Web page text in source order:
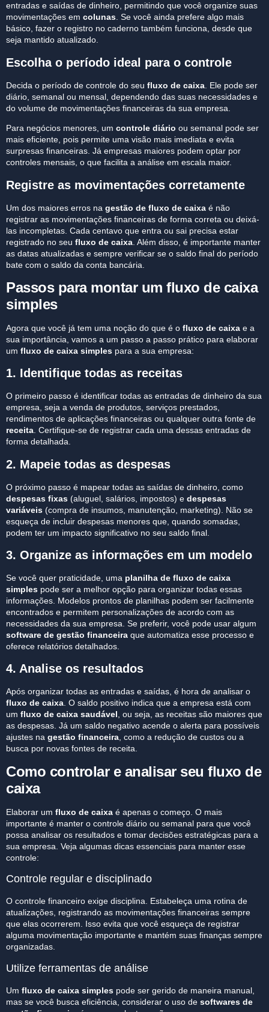
entradas e saídas de dinheiro, permitindo que você organize suas
movimentações em colunas. Se você ainda prefere algo mais
básico, fazer o registro no caderno também funciona, desde que
seja mantido atualizado.
Escolha o período ideal para o controle
Decida o período de controle do seu fluxo de caixa . Ele pode ser
diário, semanal ou mensal, dependendo das suas necessidades e
do volume de movimentações financeiras da sua empresa.
Para negócios menores, um controle diário ou semanal pode ser
mais eficiente, pois permite uma visão mais imediata e evita
surpresas financeiras. Já empresas maiores podem optar por
controles mensais, o que facilita a análise em escala maior.
Registre as movimentações corretamente
Um dos maiores erros na gestão de fluxo de caixa é não
registrar as movimentações financeiras de forma correta ou deixá-
las incompletas. Cada centavo que entra ou sai precisa estar
registrado no seu fluxo de caixa . Além disso, é importante manter
as datas atualizadas e sempre verificar se o saldo final do período
bate com o saldo da conta bancária.
Passos para montar um fluxo de caixa
simples
Agora que você já tem uma noção do que é o fluxo de caixa e a
sua importância, vamos a um passo a passo prático para elaborar
um fluxo de caixa simples para a sua empresa:
1. Identifique todas as receitas
O primeiro passo é identificar todas as entradas de dinheiro da sua
empresa, seja a venda de produtos, serviços prestados,
rendimentos de aplicações financeiras ou qualquer outra fonte de
receita. Certifique-se de registrar cada uma dessas entradas de
forma detalhada.
2. Mapeie todas as despesas
O próximo passo é mapear todas as saídas de dinheiro, como
despesas fixas (aluguel, salários, impostos) e despesas
variáveis (compra de insumos, manutenção, marketing). Não se
esqueça de incluir despesas menores que, quando somadas,
podem ter um impacto significativo no seu saldo final.
3. Organize as informações em um modelo
Se você quer praticidade, uma planilha de fluxo de caixa
simples pode ser a melhor opção para organizar todas essas
informações. Modelos prontos de planilhas podem ser facilmente
encontrados e permitem personalizações de acordo com as
necessidades da sua empresa. Se preferir, você pode usar algum
software de gestão financeira que automatiza esse processo e
oferece relatórios detalhados.
4. Analise os resultados
Após organizar todas as entradas e saídas, é hora de analisar o
fluxo de caixa. O saldo positivo indica que a empresa está com
um fluxo de caixa saudável, ou seja, as receitas são maiores que
as despesas. Já um saldo negativo acende o alerta para possíveis
ajustes na gestão financeira, como a redução de custos ou a
busca por novas fontes de receita.
Como controlar e analisar seu fluxo de
caixa
Elaborar um fluxo de caixa é apenas o começo. O mais
importante é manter o controle diário ou semanal para que você
possa analisar os resultados e tomar decisões estratégicas para a
sua empresa. Veja algumas dicas essenciais para manter esse
controle:
Controle regular e disciplinado
O controle financeiro exige disciplina. Estabeleça uma rotina de
atualizações, registrando as movimentações financeiras sempre
que elas ocorrerem. Isso evita que você esqueça de registrar
alguma movimentação importante e mantém suas finanças sempre
organizadas.
Utilize ferramentas de análise
Um fluxo de caixa simples pode ser gerido de maneira manual,
mas se você busca eficiência, considerar o uso de softwares de